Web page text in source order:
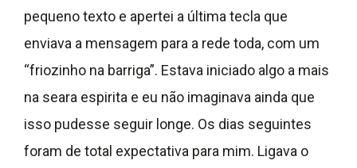
pequeno texto e apertei a última tecla que
enviava a mensagem para a rede toda, com um
“friozinho na barriga”. Estava iniciado algo a mais
na seara espirita e eu não imaginava ainda que
isso pudesse seguir longe. Os dias seguintes
foram de total expectativa para mim. Ligava o